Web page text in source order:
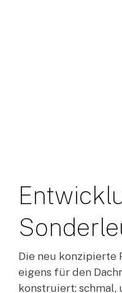
Die neu
eigens für den
konstruiert: